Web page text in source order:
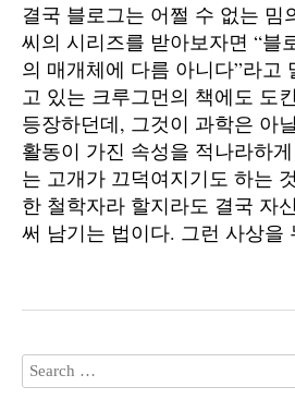
결국 블로그는 어쩔 수 없는 밈
씨의 시리즈를 받아보자면 “블
의 매개체에 다름 아니다”라고
고 있는 크루그먼의 책에도 도
등장하던데, 그것이 과학은 아
활동이 가진 속성을 적나라하
는 고개가 끄덕여지기도 하는
한 철학자라 할지라도 결국 자
써 남기는 법이다. 그런 사상